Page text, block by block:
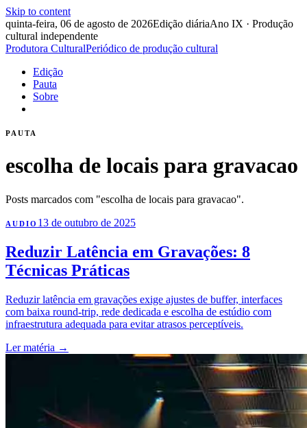
Skip to content
quinta-feira, 06 de agosto de 2026Edição diáriaAno IX · Produção
cultural independente
Produtora CulturalPeriódico de produção cultural
Edição
Pauta
Sobre
PAUTA
escolha de locais para gravacao
Posts marcados com "escolha de locais para gravacao".
AUDIO 13 de outubro de 2025
Reduzir Latência em Gravações: 8
Técnicas Práticas
Reduzir latência em gravações exige ajustes de buffer, interfaces
com baixa round-trip, rede dedicada e escolha de estúdio com
infraestrutura adequada para evitar atrasos perceptíveis.
Ler matéria →